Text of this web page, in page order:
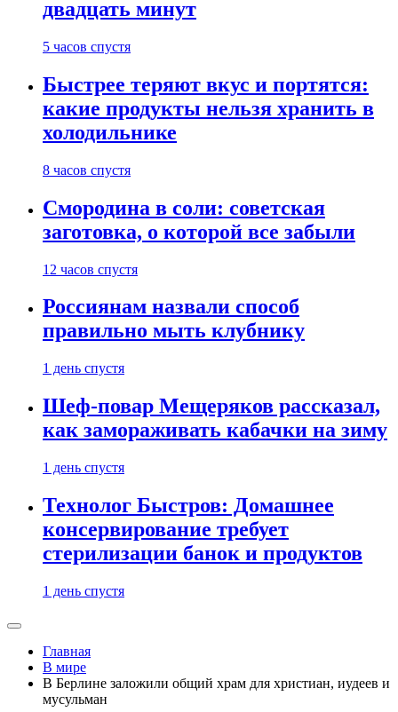
двадцать минут
5 часов спустя
Быстрее теряют вкус и портятся:
какие продукты нельзя хранить в
холодильнике
8 часов спустя
Смородина в соли: советская
заготовка, о которой все забыли
12 часов спустя
Россиянам назвали способ
правильно мыть клубнику
1 день спустя
Шеф-повар Мещеряков рассказал,
как замораживать кабачки на зиму
1 день спустя
Технолог Быстров: Домашнее
консервирование требует
стерилизации банок и продуктов
1 день спустя
Главная
В мире
В Берлине заложили общий храм для христиан, иудеев и
мусульман